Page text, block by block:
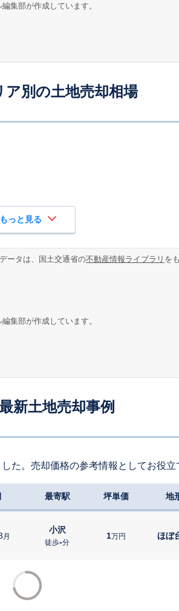
集部が作成しています。
ア別の土地売却相場
もっと見る
ータは、国土交通省の不動産情報ライブラリ を
集部が作成しています。
新土地売却事例
た。売却価格の参考情報としてお役立
最寄駅 坪単価 地
月
小沢
徒歩-分
1万円 ほぼ